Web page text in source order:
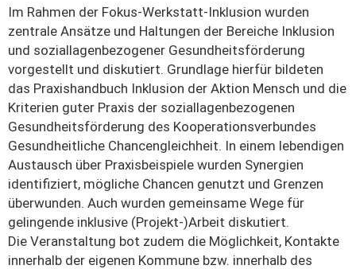
Im Rahmen der Fokus-Werkstatt-Inklusion wurden
zentrale Ansätze und Haltungen der Bereiche Inklusion
und soziallagenbezogener Gesundheitsförderung
vorgestellt und diskutiert. Grundlage hierfür bildeten
das Praxishandbuch Inklusion der Aktion Mensch und die
Kriterien guter Praxis der soziallagenbezogenen
Gesundheitsförderung des Kooperationsverbundes
Gesundheitliche Chancengleichheit. In einem lebendigen
Austausch über Praxisbeispiele wurden Synergien
identifiziert, mögliche Chancen genutzt und Grenzen
überwunden. Auch wurden gemeinsame Wege für
gelingende inklusive (Projekt-)Arbeit diskutiert.
Die Veranstaltung bot zudem die Möglichkeit, Kontakte
innerhalb der eigenen Kommune bzw. innerhalb des